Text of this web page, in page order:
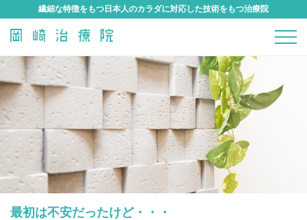
繊細な特徴をもつ日本人のカラダに対応した技術をもつ治療院
最初は不安だったけど・・・